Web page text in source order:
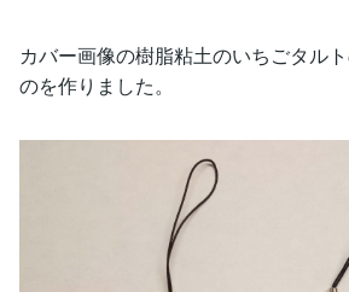
カバー画像の樹脂粘土のいちごタル
のを作りました。